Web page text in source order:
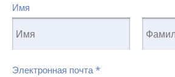
Имя
Электронная почта*